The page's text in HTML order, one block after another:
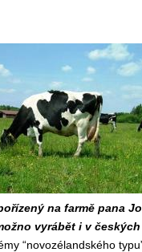
na farmě pana
vyrábět i v
“novozélandského